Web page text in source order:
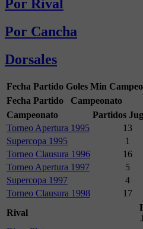
Por Rival
Por Cancha
Dorsales
Fecha Partido Goles Min
Fecha Partido
Campeonato
Campeonato
Partidos
Torneo Apertura 1995
13
Supercopa 1995
1
Torneo Clausura 1996
16
Torneo Apertura 1997
5
Supercopa 1997
4
Torneo Clausura 1998
17
Rival